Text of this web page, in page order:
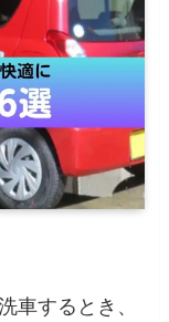
車するとき、